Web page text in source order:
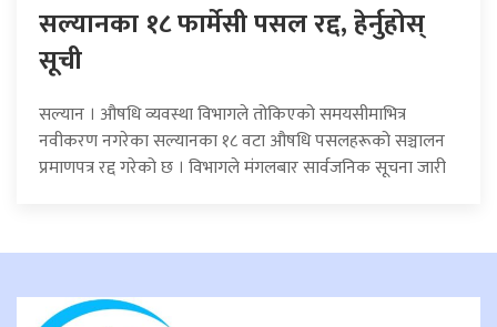
सल्यानका १८ फार्मेसी पसल रद्द, हेर्नुहोस्
सूची
सल्यान । औषधि व्यवस्था विभागले तोकिएको समयसीमाभित्र
नवीकरण नगरेका सल्यानका १८ वटा औषधि पसलहरूको सञ्चालन
प्रमाणपत्र रद्द गरेको छ । विभागले मंगलबार सार्वजनिक सूचना जारी